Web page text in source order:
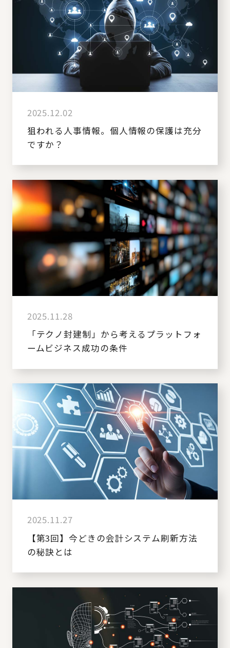
2025.12.02
狙われる人事情報。個人情報の保護は充分
ですか？
2025.11.28
「テクノ封建制」から考えるプラットフォ
ームビジネス成功の条件
2025.11.27
【第3回】今どきの会計システム刷新方法
の秘訣とは